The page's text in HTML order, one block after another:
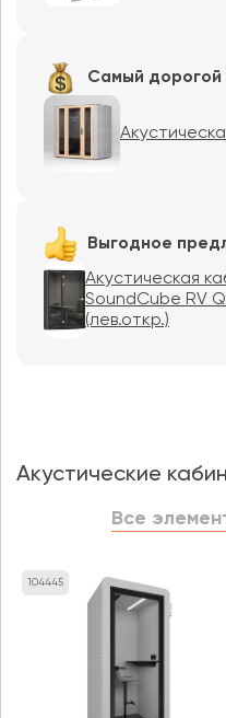
Самый дорогой
Выгодное
Акустическая
SoundCube RV
(лев.откр.)
Акустические
Все
104445